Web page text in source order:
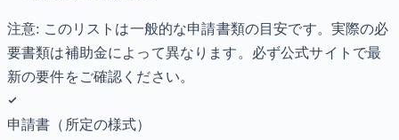
注意: このリストは一般的な申請書類の目安です。実際の必
要書類は補助金によって異なります。必ず公式サイトで最
新の要件をご確認ください。
申請書（所定の様式）